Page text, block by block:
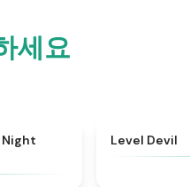
세요
Night
Level Devil